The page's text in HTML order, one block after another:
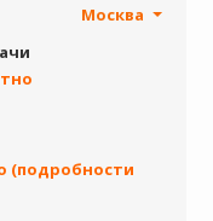
Москва
(подробности